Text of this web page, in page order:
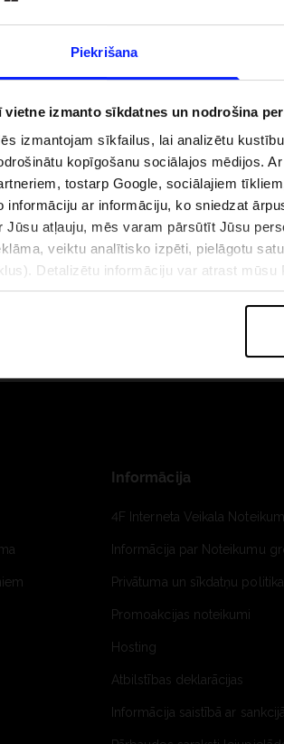
Piekrišana
vietne izmanto sīkdatnes un nodrošina
izmantojam sīkfailus, lai analizētu
kopīgošanu sociālajos mēdijos.
tostarp Google, sociālajiem
informāciju ar informāciju, ko sniedzat
Jūsu atļauju, mēs varam pārsūtīt Jūsu
veiktu analītisko izpēti, pielāgotu
Detalizētu informāciju var atrast mūsu
pie
Kāpēc UV aizsardzībai pie ūdens
dubultai: UPF apģērbs + SPF
Informācija
4F Interneta Veikala
Informācija par Noteikumu
Privātuma un sīkdatņu politika
Promoakcijas noteikumi
Hosting
Atbilstības deklarācijas
Informācija saistībā ar